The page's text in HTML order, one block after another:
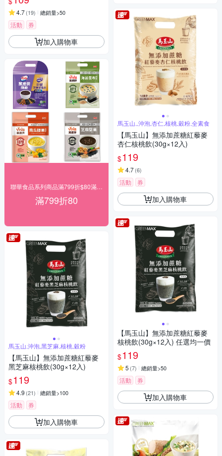
4.7(19) 總銷量>50
活動 券
加入購物車
滿799折80
馬玉山,沖泡,黑芝麻,核桃,穀粉
【馬玉山】無添加蔗糖紅藜麥
黑芝麻核桃飲(30g×12入)
$119
4.9 (21) 總銷量>100
活動 券
加入購物車
馬玉山,,沖泡,杏仁,核桃,穀粉,全素食
【馬玉山】無添加蔗糖紅藜麥
杏仁核桃飲(30g×12入)
$119
4.7(6)
活動 券
加入購物車
【馬玉山】無添加蔗糖紅藜麥
核桃飲(30g×12入) 任選均一價
$119
5 (7) 總銷量>50
活動 券
加入購物車